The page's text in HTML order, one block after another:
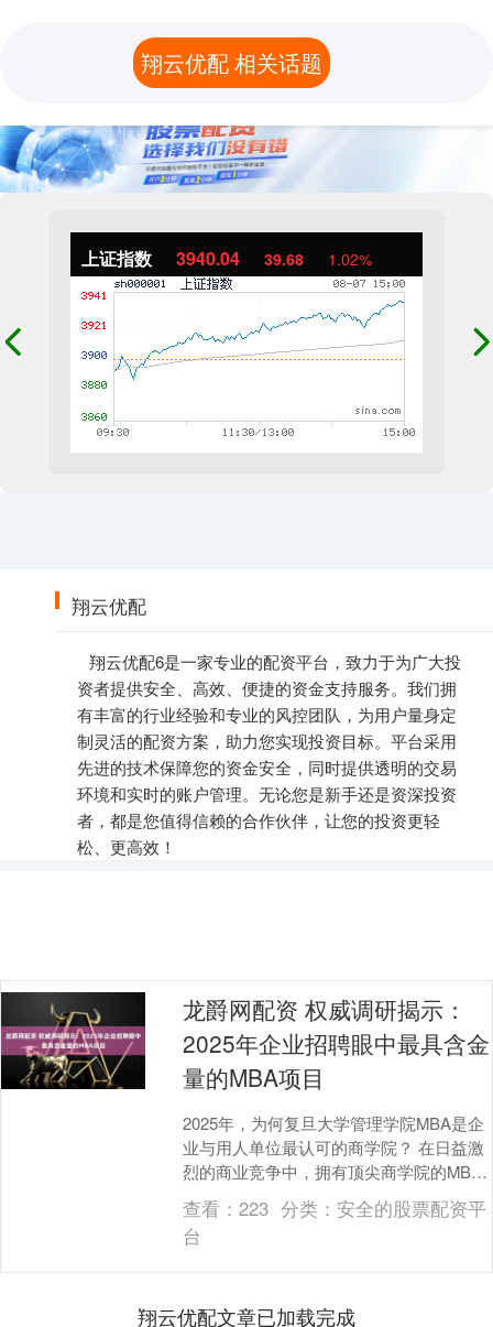
上证指数 3940.04 39.68 1.02%
翔云优配
翔云优配6是一家专业的配资平台，致力于为广大投
资者提供安全、高效、便捷的资金支持服务。我们拥
有丰富的行业经验和专业的风控团队，为用户量身定
制灵活的配资方案，助力您实现投资目标。平台采用
先进的技术保障您的资金安全，同时提供透明的交易
环境和实时的账户管理。无论您是新手还是资深投资
者，都是您值得信赖的合作伙伴，让您的投资更轻
松、更高效！
翔云优配 相关话题
龙爵网配资 权威调研揭示：
2025年企业招聘眼中最具含金
量的MBA项目
2025年，为何复旦大学管理学院MBA是企
业与用人单位最认可的商学院？ 在日益激
烈的商业竞争中，拥有顶尖商学院的MBA
学位，已成为企业识别和选拔高端管理人
才的重....
查看：223 分类： 安全的股票配资平
台
翔云优配文章已加载完成